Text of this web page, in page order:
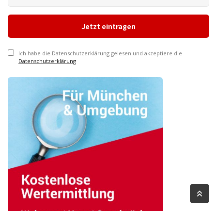
Ich habe die Datenschutzerklärung gelesen und akzeptiere die
Datenschutzerklärung